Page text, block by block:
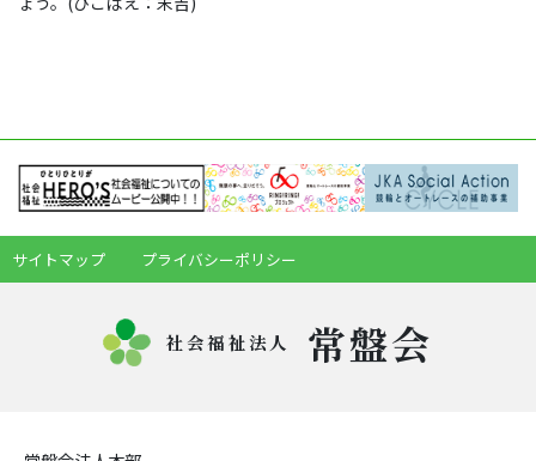
サイトマップ プライバシーポリシー
社会福祉法人 常盤会